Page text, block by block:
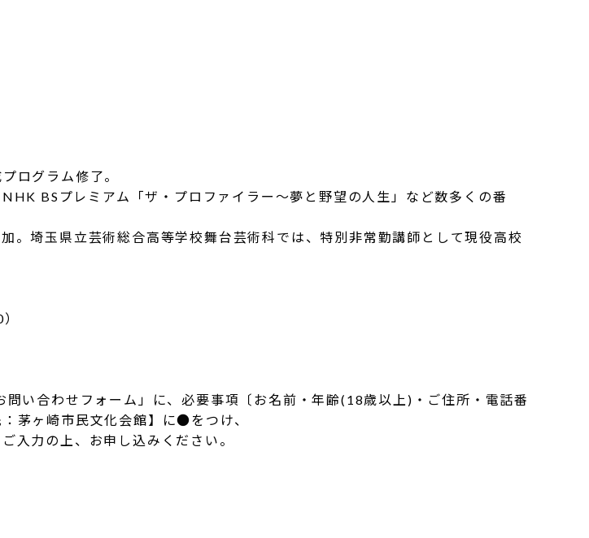
ログラム修了。
BSプレミアム「ザ・プロファイラー～夢と野望の人生」など数多くの番
。埼玉県立芸術総合高等学校舞台芸術科では、特別非常勤講師として現役高校
い合わせフォーム」に、必要事項〔お名前・年齢(18歳以上)・ご住所・電話番
茅ヶ崎市民文化会館】に●をつけ、
入力の上、お申し込みください。